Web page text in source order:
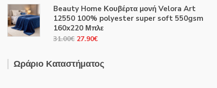
was:
44.00€.
τιμή
είναι:
39.60€.
Beauty Home Κουβέρτα μονή Velora Art
12550 100% polyester super soft 550gsm
160x220 Μπλε
31.00€ Original
was:
27.90€Η
τιμή
Ωράριο Καταστήματος